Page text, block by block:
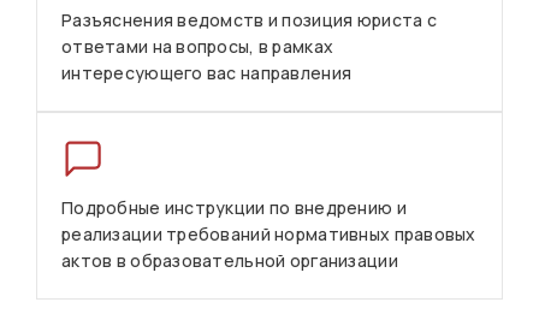
Разъяснения ведомств и позиция юриста с
ответами на вопросы, в рамках
интересующего вас направления
Подробные инструкции по внедрению и
реализации требований нормативных правовых
актов в образовательной организации